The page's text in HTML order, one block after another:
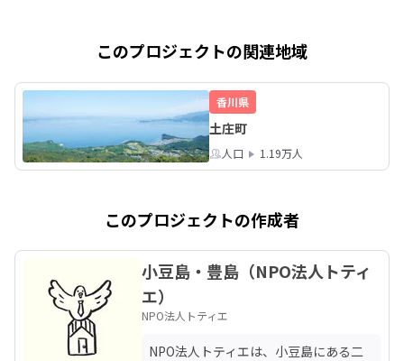
このプロジェクトの関連地域
香川県
土庄町
人口 1.19万人
このプロジェクトの作成者
小豆島・豊島（NPO法人トティ
エ）
NPO法人トティエ
NPO法人トティエは、小豆島にある二